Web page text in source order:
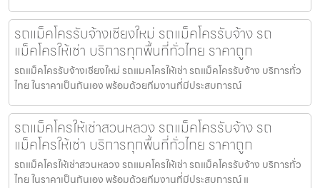
รถแม็คโครรับจ้างเชียงใหม่ รถแม็คโครรับจ้าง รถ
แม็คโครให้เช่า บริการทุกพื้นที่ทั่วไทย ราคาถูก
รถแม็คโครรับจ้างเชียงใหม่ รถแมคโครให้เช่า รถแม็คโครรับจ้าง บริการทั่ว
ไทย ในราคาเป็นกันเอง พร้อมด้วยทีมงานที่มีประสบการณ์
รถแม็คโครให้เช่าสวนหลวง รถแม็คโครรับจ้าง รถ
แม็คโครให้เช่า บริการทุกพื้นที่ทั่วไทย ราคาถูก
รถแม็คโครให้เช่าสวนหลวง รถแมคโครให้เช่า รถแม็คโครรับจ้าง บริการทั่ว
ไทย ในราคาเป็นกันเอง พร้อมด้วยทีมงานที่มีประสบการณ์ แ